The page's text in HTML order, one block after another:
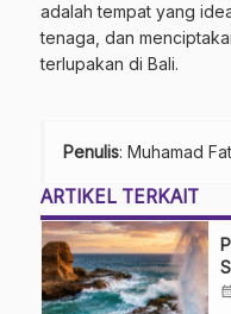
adalah tempat yang
tenaga, dan
terlupakan di Bali.
Penulis: Muhamad
ARTIKEL TERKAIT